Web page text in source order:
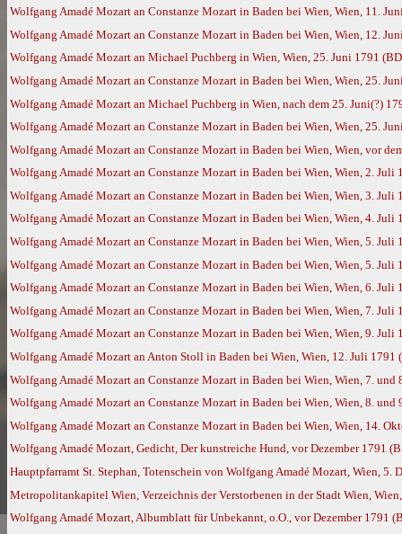
Wolfgang Amadé Mozart an Constanze Mozart in Baden bei Wien, Wien, 11.
Wolfgang Amadé Mozart an Constanze Mozart in Baden bei Wien, Wien, 12.
Wolfgang Amadé Mozart an Michael Puchberg in Wien, Wien, 25. Juni 1791
Wolfgang Amadé Mozart an Constanze Mozart in Baden bei Wien, Wien, 25.
Wolfgang Amadé Mozart an Michael Puchberg in Wien, nach dem 25. Juni(?)
Wolfgang Amadé Mozart an Constanze Mozart in Baden bei Wien, Wien, 25.
Wolfgang Amadé Mozart an Constanze Mozart in Baden bei Wien, Wien, vor
Wolfgang Amadé Mozart an Constanze Mozart in Baden bei Wien, Wien, 2. Juli
Wolfgang Amadé Mozart an Constanze Mozart in Baden bei Wien, Wien, 3. Juli
Wolfgang Amadé Mozart an Constanze Mozart in Baden bei Wien, Wien, 4. Juli
Wolfgang Amadé Mozart an Constanze Mozart in Baden bei Wien, Wien, 5. Juli
Wolfgang Amadé Mozart an Constanze Mozart in Baden bei Wien, Wien, 5. Juli
Wolfgang Amadé Mozart an Constanze Mozart in Baden bei Wien, Wien, 6. Juli
Wolfgang Amadé Mozart an Constanze Mozart in Baden bei Wien, Wien, 7. Juli
Wolfgang Amadé Mozart an Constanze Mozart in Baden bei Wien, Wien, 9. Juli
Wolfgang Amadé Mozart an Anton Stoll in Baden bei Wien, Wien, 12. Juli 1791
Wolfgang Amadé Mozart an Constanze Mozart in Baden bei Wien, Wien, 7. und
Wolfgang Amadé Mozart an Constanze Mozart in Baden bei Wien, Wien, 8. und
Wolfgang Amadé Mozart an Constanze Mozart in Baden bei Wien, Wien, 14.
Wolfgang Amadé Mozart, Gedicht, Der kunstreiche Hund, vor Dezember 1791
Hauptpfarramt St. Stephan, Totenschein von Wolfgang Amadé Mozart, Wien,
Metropolitankapitel Wien, Verzeichnis der Verstorbenen in der Stadt Wien,
Wolfgang Amadé Mozart, Albumblatt für Unbekannt, o.O., vor Dezember 1791